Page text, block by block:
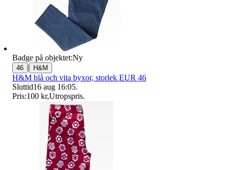
Badge på objektet:Ny
46 | H&M
H&M blå och vita byxor, storlek EUR 46
Sluttid16 aug 16:05.
Pris:100 kr,Utropspris.